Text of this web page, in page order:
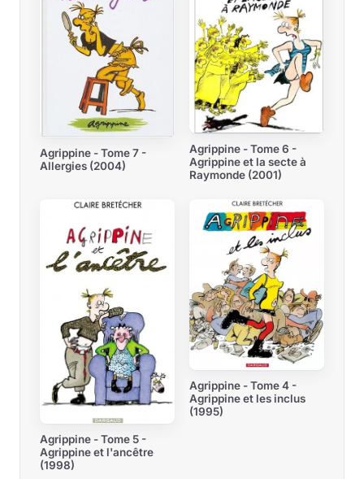
Agrippine - Tome 7 -
Allergies (2004)
Agrippine - Tome 6 -
Agrippine et la secte à
Raymonde (2001)
Agrippine - Tome 5 -
Agrippine et l'ancêtre
(1998)
Agrippine - Tome 4 -
Agrippine et les inclus
(1995)